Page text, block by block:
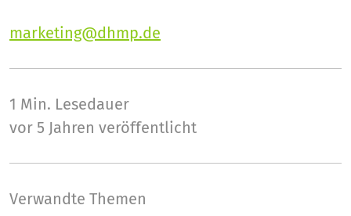
marketing@dhmp.de
1 Min. Lesedauer
vor 5 Jahren veröffentlicht
Verwandte Themen